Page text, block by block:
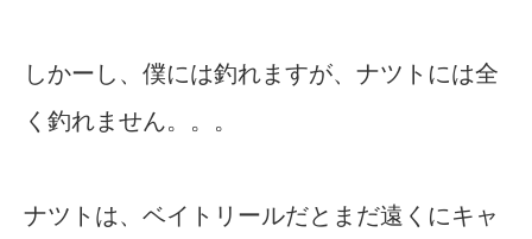
しかーし、僕には釣れますが、ナツトには全
く釣れません。。。
ナツトは、ベイトリールだとまだ遠くにキャ